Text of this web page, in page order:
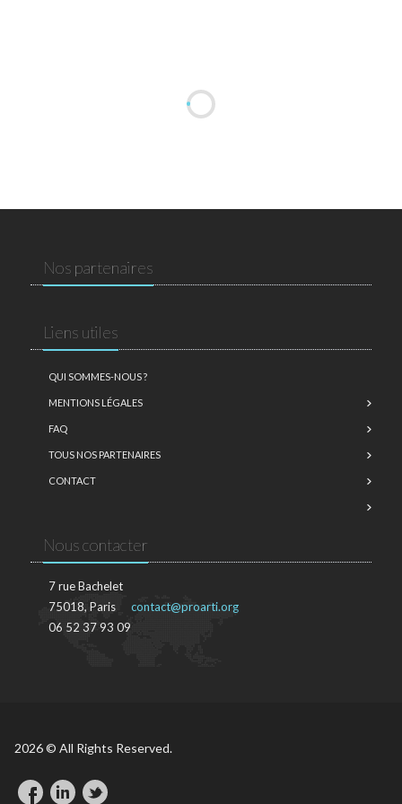
Nos partenaires
Liens utiles
QUI SOMMES-NOUS ?
MENTIONS LÉGALES
FAQ
TOUS NOS PARTENAIRES
CONTACT
Nous contacter
7 rue Bachelet
75018, Paris
06 52 37 93 09
contact@proarti.org
2026 © All Rights Reserved.